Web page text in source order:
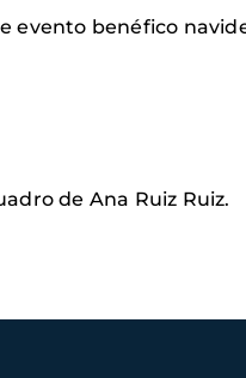
evento benéfico
de Ana Ruiz Ruiz.